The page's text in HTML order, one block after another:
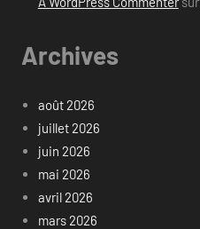
Archives
août 2026
juillet 2026
juin 2026
mai 2026
avril 2026
mars 2026